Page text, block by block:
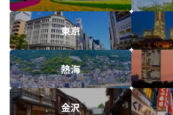
東京
熱海
金沢